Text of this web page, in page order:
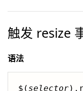
触发 resize
语法
$( selector